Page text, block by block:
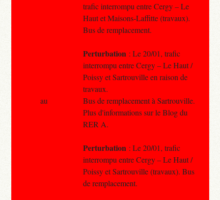
trafic interrompu entre Cergy – Le
Haut et Maisons-Laffitte (travaux).
Bus de remplacement.
Perturbation : Le 20/01, trafic
interrompu entre Cergy – Le Haut /
Poissy et Sartrouville en raison de
travaux.
Bus de remplacement à Sartrouville.
Plus d'informations sur le Blog du
RER A.
Perturbation : Le 20/01, trafic
interrompu entre Cergy – Le Haut /
Poissy et Sartrouville (travaux). Bus
de remplacement.
au